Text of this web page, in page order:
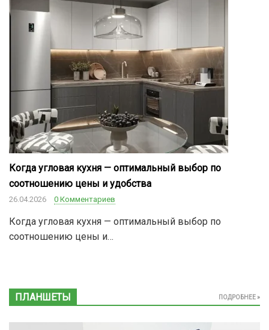
Когда угловая кухня — оптимальный выбор по
соотношению цены и удобства
26.04.2026 0 Комментариев
Когда угловая кухня — оптимальный выбор по
соотношению цены и…
ПЛАНШЕТЫ ПОДРОБНЕЕ »